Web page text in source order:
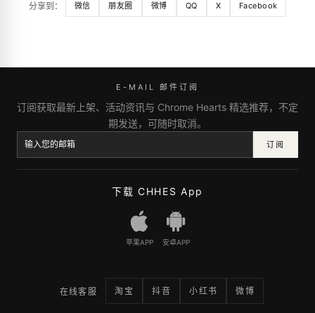
分享到： 微信 朋友圈 微博 QQ X Facebook
E-MAIL 邮件订阅
订阅获取最新上架、活动资讯与 Chrome Hearts 精选推荐，不定
期发送，可随时取消。
订阅
下载 CHHES App
苹果APP 安卓APP
在线客服 淘宝 抖音 小红书 微博